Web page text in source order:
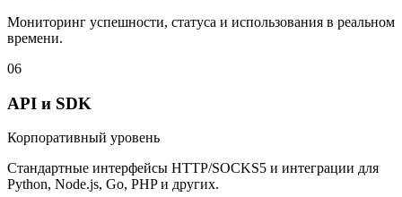
Мониторинг успешности, статуса и использования в реальном
времени.
06
API и SDK
Корпоративный уровень
Стандартные интерфейсы HTTP/SOCKS5 и интеграции для
Python, Node.js, Go, PHP и других.